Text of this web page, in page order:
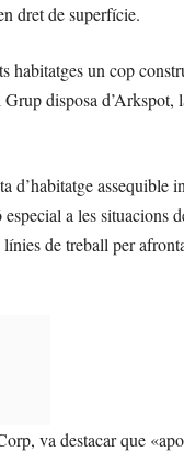
dret de superfície.
habitatges un cop
disposa d’Arkspot,
assequible
a les situacions
de treball per
va destacar que